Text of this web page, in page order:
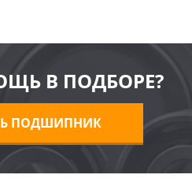
В ПОДБОРЕ?
ПОДШИПНИК